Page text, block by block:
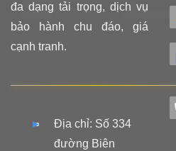
đa dạng tải trọng, dịch vụ
bảo hành chu đáo, giá
cạnh tranh.
Địa chỉ: Số 334
đường Biên